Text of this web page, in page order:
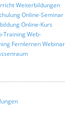
Weiterbildungen
Online-Seminar
Online-Kurs
TrainingWeb-
FernlernenWebinar